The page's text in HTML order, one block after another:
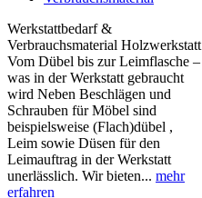
Werkstattbedarf &
Verbrauchsmaterial Holzwerkstatt
Vom Dübel bis zur Leimflasche –
was in der Werkstatt gebraucht
wird Neben Beschlägen und
Schrauben für Möbel sind
beispielsweise (Flach)dübel ,
Leim sowie Düsen für den
Leimauftrag in der Werkstatt
unerlässlich. Wir bieten... mehr
erfahren